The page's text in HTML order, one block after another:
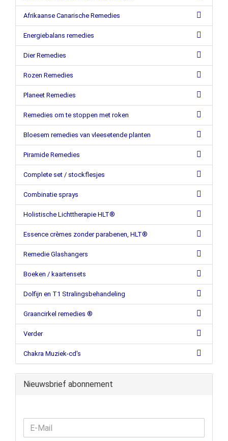
Afrikaanse Canarische Remedies
Energiebalans remedies
Dier Remedies
Rozen Remedies
Planeet Remedies
Remedies om te stoppen met roken
Bloesem remedies van vleesetende planten
Piramide Remedies
Complete set / stockflesjes
Combinatie sprays
Holistische Lichttherapie HLT®
Essence crèmes zonder parabenen, HLT®
Remedie Glashangers
Boeken / kaartensets
Dolfijn en T1 Stralingsbehandeling
Graancirkel remedies ®
Verder
Chakra Muziek-cd's
Nieuwsbrief abonnement